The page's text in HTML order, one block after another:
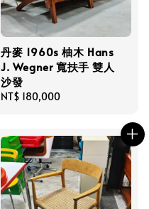
丹麥 1960s 柚木 Hans
J. Wegner 寬扶手 雙人
沙發
Regular
NT$ 180,000